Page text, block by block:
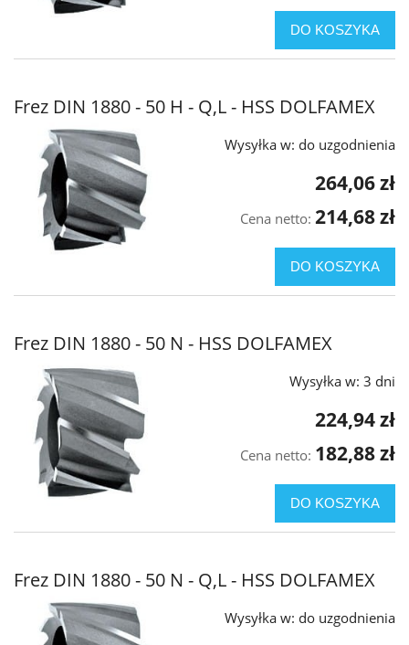
DO KOSZYKA
Frez DIN 1880 - 50 H - Q,L - HSS DOLFAMEX
Wysyłka w: do uzgodnienia
264,06 zł
Cena netto: 214,68 zł
DO KOSZYKA
Frez DIN 1880 - 50 N - HSS DOLFAMEX
Wysyłka w: 3 dni
224,94 zł
Cena netto: 182,88 zł
DO KOSZYKA
Frez DIN 1880 - 50 N - Q,L - HSS DOLFAMEX
Wysyłka w: do uzgodnienia